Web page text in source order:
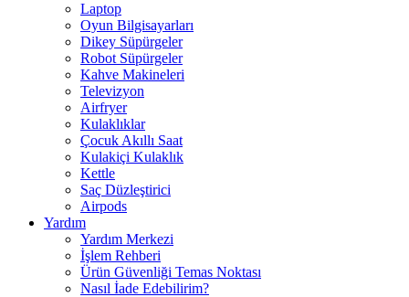
Laptop
Oyun Bilgisayarları
Dikey Süpürgeler
Robot Süpürgeler
Kahve Makineleri
Televizyon
Airfryer
Kulaklıklar
Çocuk Akıllı Saat
Kulakiçi Kulaklık
Kettle
Saç Düzleştirici
Airpods
Yardım
Yardım Merkezi
İşlem Rehberi
Ürün Güvenliği Temas Noktası
Nasıl İade Edebilirim?